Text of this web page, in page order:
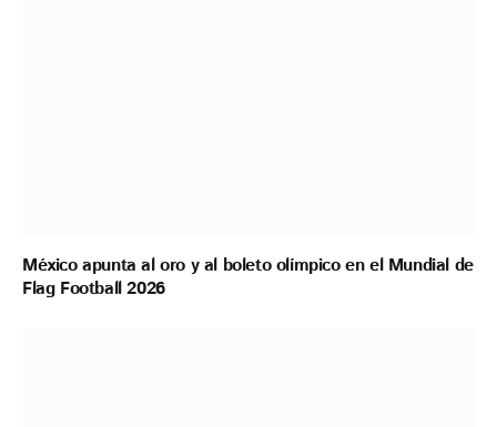
México apunta al oro y al boleto olímpico en el Mundial de
Flag Football 2026